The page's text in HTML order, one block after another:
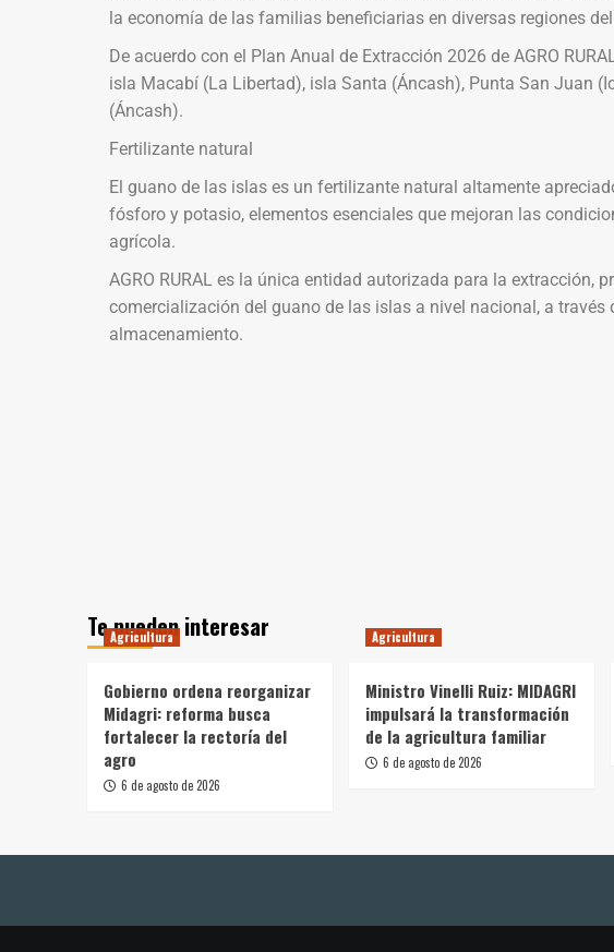
la economía de las familias beneficiarias en diversas regiones
De acuerdo con el Plan Anual de Extracción 2026 de AGRO
isla Macabí (La Libertad), isla Santa (Áncash), Punta San Juan
(Áncash).
Fertilizante natural
El guano de las islas es un fertilizante natural altamente
fósforo y potasio, elementos esenciales que mejoran las
agrícola.
AGRO RURAL es la única entidad autorizada para la extracción,
comercialización del guano de las islas a nivel nacional, a través
almacenamiento.
Te pueden interesar
Agricultura
Gobierno ordena reorganizar
Midagri: reforma busca
fortalecer la rectoría del
agro
6 de agosto de 2026
Agricultura
Ministro Vinelli Ruiz: MIDAGRI
impulsará la transformación
de la agricultura familiar
6 de agosto de 2026